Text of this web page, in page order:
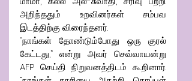
அறிந்ததும் உறவினர்கள் சம்பவ
இடத்திற்கு விரைந்தனர்.
“நாங்கள் தோண்டும்போது ஒரு குரல்
கேட்டது,” என்று அவர் செவ்வாயன்று
AFP செய்தி நிறுவனத்திடம் கூறினார்.